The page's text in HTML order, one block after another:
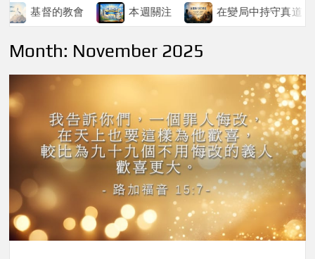
會 本週關注 在變局中持守真道 本週
Month: November 2025